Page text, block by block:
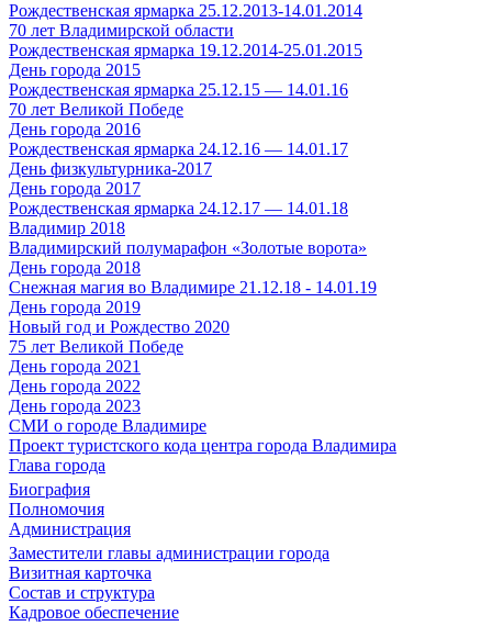
Рождественская ярмарка 25.12.2013-14.01.2014
70 лет Владимирской области
Рождественская ярмарка 19.12.2014-25.01.2015
День города 2015
Рождественская ярмарка 25.12.15 — 14.01.16
70 лет Великой Победе
День города 2016
Рождественская ярмарка 24.12.16 — 14.01.17
День физкультурника-2017
День города 2017
Рождественская ярмарка 24.12.17 — 14.01.18
Владимир 2018
Владимирский полумарафон «Золотые ворота»
День города 2018
Снежная магия во Владимире 21.12.18 - 14.01.19
День города 2019
Новый год и Рождество 2020
75 лет Великой Победе
День города 2021
День города 2022
День города 2023
СМИ о городе Владимире
Проект туристского кода центра города Владимира
Глава города
Биография
Полномочия
Администрация
Заместители главы администрации города
Визитная карточка
Состав и структура
Кадровое обеспечение